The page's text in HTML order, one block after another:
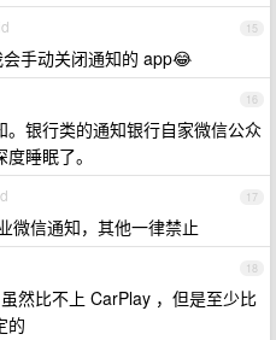
15
手动关闭通知的 app😂
16
银行类的通知银行自家微信公众
睡眠了。
17
微信通知，其他一律禁止
18
然比不上 CarPlay ，但是至少比
的